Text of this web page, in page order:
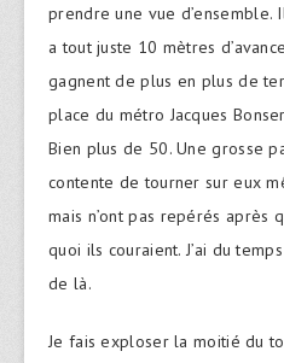
prendre une vue d’ensemble. Il
a tout juste 10 mètres
gagnent de plus en plus de
place du métro Jacques
Bien plus de 50. Une grosse
contente de tourner sur eux
mais n’ont pas repérés après
quoi ils couraient. J’ai du
de là.
Je fais exploser la moitié du